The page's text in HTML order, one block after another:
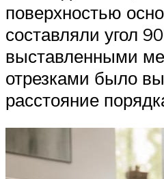
поверхностью
составляли угол
выставленными
отрезками было
расстояние